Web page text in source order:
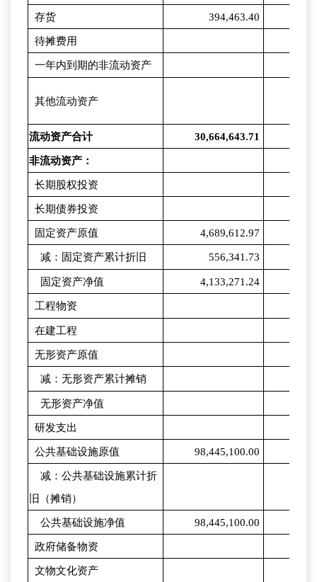
存货 394,463.40
待摊费用
一年内到期的非流动资产
其他流动资产
流动资产合计 30,664,643.71
非流动资产：
长期股权投资
长期债券投资
固定资产原值 4,689,612.97
减：固定资产累计折旧 556,341.73
固定资产净值 4,133,271.24
工程物资
在建工程
无形资产原值
减：无形资产累计摊销
无形资产净值
研发支出
公共基础设施原值 98,445,100.00
减：公共基础设施累计折
旧（摊销）
公共基础设施净值 98,445,100.00
政府储备物资
文物文化资产